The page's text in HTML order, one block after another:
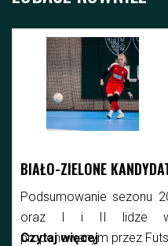
BIAŁO-ZIELONE
Podsumowanie sezonu
oraz I i II lidze w
proponowanym przez
Czytaj więcej